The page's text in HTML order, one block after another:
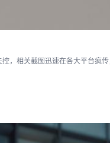
，相关截图迅速在各大平台疯